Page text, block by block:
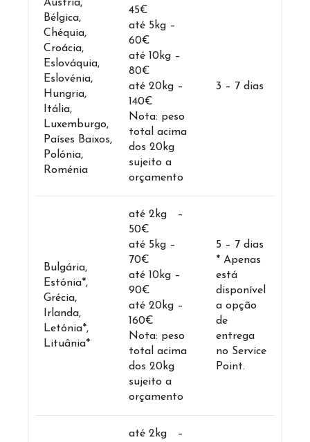
Áustria,
Bélgica,
Chéquia,
Croácia,
Eslováquia,
Eslovénia,
Hungria,
Itália,
Luxemburgo,
Países Baixos,
Polónia,
Roménia
45€
até 5kg –
60€
até 10kg –
80€
até 20kg –
140€
Nota: peso
total acima
dos 20kg
sujeito a
orçamento
3 – 7 dias
Bulgária,
Estónia*,
Grécia,
Irlanda,
Letónia*,
Lituânia*
até 2kg –
50€
até 5kg –
70€
até 10kg –
90€
até 20kg –
160€
Nota: peso
total acima
dos 20kg
sujeito a
orçamento
5 – 7 dias
* Apenas
está
disponível
a opção
de
entrega
no Service
Point.
até 2kg –